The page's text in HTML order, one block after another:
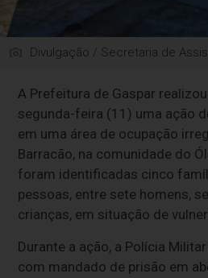
Divulgação / Secretaria de
A Prefeitura de Gaspar
segunda-feira (11) uma ação
em uma área de ocupação
Barracão, na comunidade do
foram identificadas cinco
pessoas, entre sete homens,
crianças, em situação de
Durante a ação, a Polícia
com mandado de prisão em